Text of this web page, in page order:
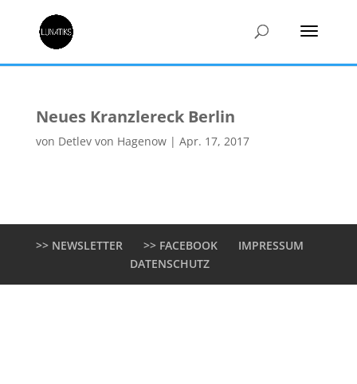
Neues Kranzlereck Berlin
von Detlev von Hagenow| Apr. 17, 2017
>> NEWSLETTER >> FACEBOOK
IMPRESSUM
DATENSCHUTZ